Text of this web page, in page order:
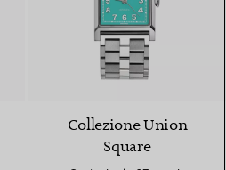
Collezione Union
Square